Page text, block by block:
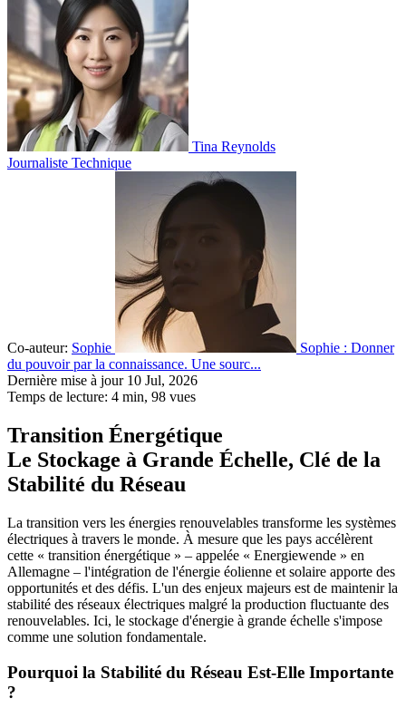
Tina Reynolds
Journaliste Technique
Co-auteur: Sophie
Sophie : Donner
du pouvoir par la connaissance. Une sourc...
Dernière mise à jour 10 Jul, 2026
Temps de lecture: 4 min, 98 vues
Transition Énergétique
Le Stockage à Grande Échelle, Clé de la
Stabilité du Réseau
La transition vers les énergies renouvelables transforme les systèmes
électriques à travers le monde. À mesure que les pays accélèrent
cette « transition énergétique » – appelée « Energiewende » en
Allemagne – l'intégration de l'énergie éolienne et solaire apporte des
opportunités et des défis. L'un des enjeux majeurs est de maintenir la
stabilité des réseaux électriques malgré la production fluctuante des
renouvelables. Ici, le stockage d'énergie à grande échelle s'impose
comme une solution fondamentale.
Pourquoi la Stabilité du Réseau Est-Elle Importante
?